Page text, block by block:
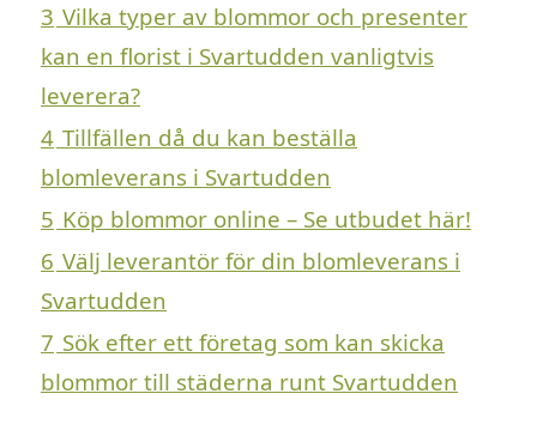
3 Vilka typer av blommor och presenter
kan en florist i Svartudden vanligtvis
leverera?
4 Tillfällen då du kan beställa
blomleverans i Svartudden
5 Köp blommor online – Se utbudet här!
6 Välj leverantör för din blomleverans i
Svartudden
7 Sök efter ett företag som kan skicka
blommor till städerna runt Svartudden